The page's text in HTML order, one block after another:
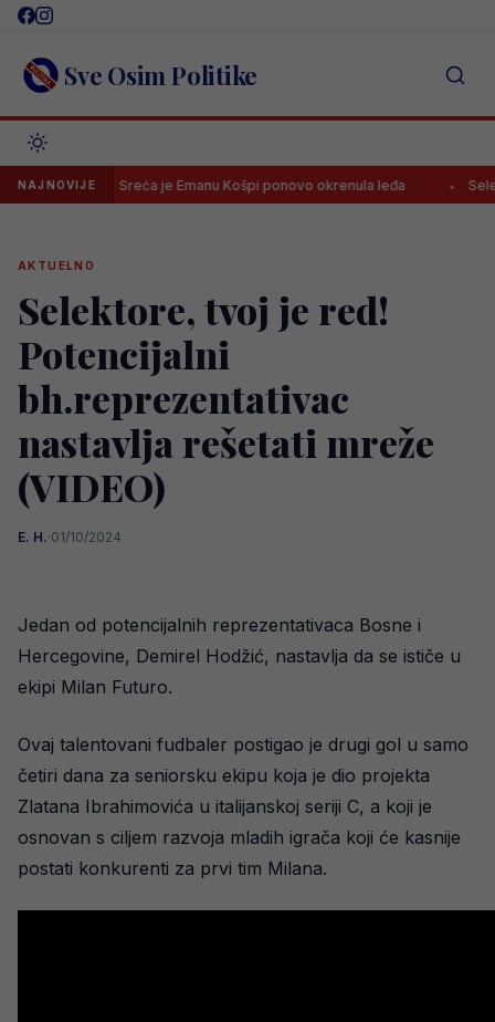
Skip
content Sve Osim Politike
NAJNOVIJE
Sreća je Emanu Košpi ponovo okrenula leđa Selektor
AKTUELNO
Selektore, tvoj je red!
Potencijalni
bh.reprezentativac
nastavlja rešetati mreže
(VIDEO)
E. H.·01/10/2024
Jedan od potencijalnih reprezentativaca Bosne i
Hercegovine, Demirel Hodžić, nastavlja da se ističe u
ekipi Milan Futuro.
Ovaj talentovani fudbaler postigao je drugi gol u samo
četiri dana za seniorsku ekipu koja je dio projekta
Zlatana Ibrahimovića u italijanskoj seriji C, a koji je
osnovan s ciljem razvoja mladih igrača koji će kasnije
postati konkurenti za prvi tim Milana.